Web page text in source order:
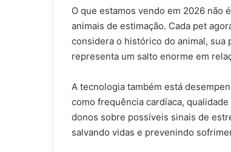
O que estamos vendo em 2026 não
animais de estimação. Cada pet
considera o histórico do animal, sua
representa um salto enorme em
A tecnologia também está
como frequência cardíaca,
donos sobre possíveis sinais de
salvando vidas e prevenindo